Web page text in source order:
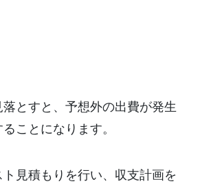
とすと、予想外の出費が発生
ことになります。
見積もりを行い、収支計画を